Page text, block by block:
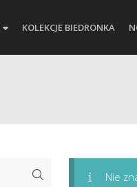
KOLEKCJE BIEDRONKA
Nie